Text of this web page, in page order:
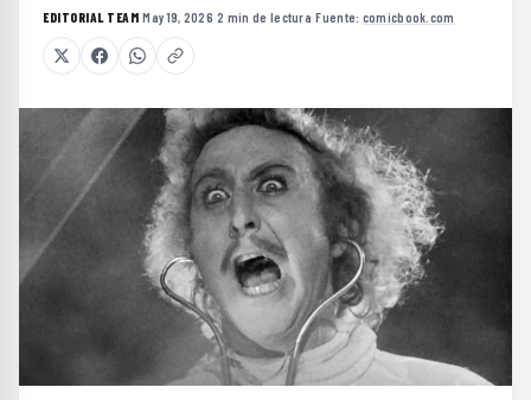
EDITORIAL TEAM·May 19, 2026·2 min de lectura·Fuente: comicbook.com